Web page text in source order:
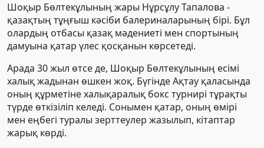
Шоқыр Бөлтекұлының жары Нұрсұлу Тапалова -
қазақтың тұңғыш кәсіби балериналарының бірі. Бұл
олардың отбасы қазақ мәдениеті мен спортының
дамуына қатар үлес қосқанын көрсетеді.
Арада 30 жыл өтсе де, Шоқыр Бөлтекұлының есімі
халық жадынан өшкен жоқ. Бүгінде Ақтау қаласында
оның құрметіне халықаралық бокс турнирі тұрақты
түрде өткізіліп келеді. Сонымен қатар, оның өмірі
мен еңбегі туралы зерттеулер жазылып, кітаптар
жарық көрді.